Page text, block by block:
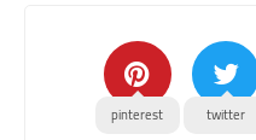
twitter
pinterest